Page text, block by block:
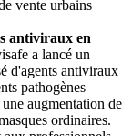
vente urbains
antiviraux en
a lancé un
d'agents antiviraux
pathogènes
augmentation de
ordinaires.